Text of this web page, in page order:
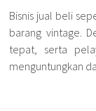
Bisnis jual beli
barang vintage.
tepat, serta
menguntungkan